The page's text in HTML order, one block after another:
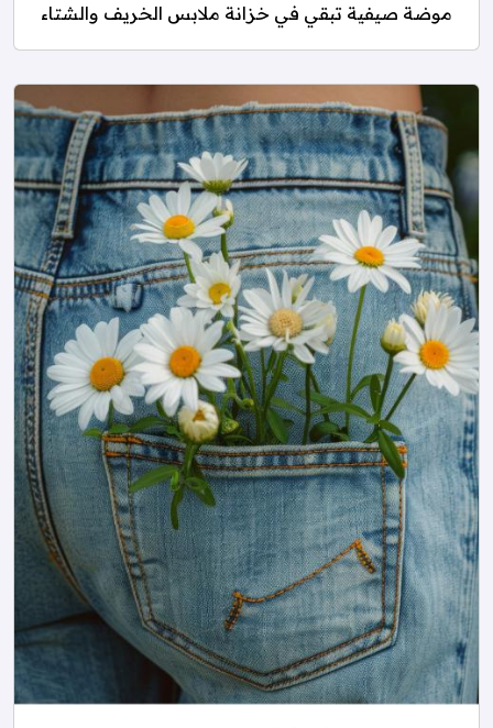
موضة صيفية تبقي في خزانة ملابس الخريف والشتاء